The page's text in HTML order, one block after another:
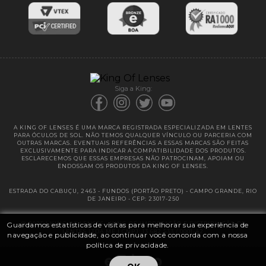
Guardamos estatísticas de visitas para melhorar sua experiência de
navegação e publicidade, ao continuar você concorda com a nossa
política de privacidade.
Entregas
Siga a King:
A KING OF LENSES É UMA MARCA REGISTRADA ESPECIALIZADA EM LENTES
PARA ÓCULOS DE SOL. NÃO TEMOS QUALQUER VÍNCULO OU PARCERIA COM
OUTRAS MARCAS. EVENTUAIS REFERÊNCIAS A ESSAS MARCAS SÃO FEITAS
EXCLUSIVAMENTE PARA INDICAR A COMPATIBILIDADE DOS PRODUTOS.
ESCLARECEMOS QUE ESSAS EMPRESAS NÃO PATROCINAM, APOIAM OU
ENDOSSAM OS PRODUTOS DA KING OF LENSES.
ESTRADA DO CABUÇU, 2463 - FUNDOS (PORTÃO PRETO) - CAMPO GRANDE, RIO
DE JANEIRO - CEP: 23017-250
@ 2025 | KING OF LENSES - KING OF IMPORTAÇÃO E DISTRIBUIÇÃO DE
LENTES LTDA ME | CNPJ: 13.682.533 / 0001-42